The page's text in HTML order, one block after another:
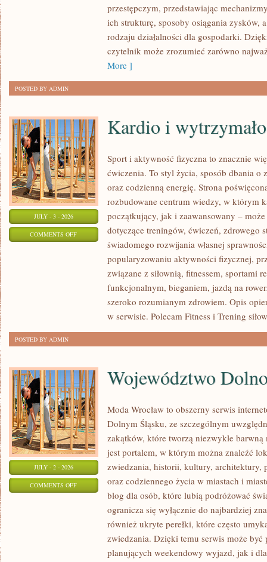
przestępczym, przedstawiając
ich strukturę, sposoby osiągania zysków,
rodzaju działalności dla gospodarki.
czytelnik może zrozumieć zarówno
More ]
POSTED BY ADMIN
JULY - 3 - 2026
COMMENTS OFFON
WYTRZYMAŁOŚĆ
Kardio i
Sport i aktywność fizyczna to znacznie
ćwiczenia. To styl życia, sposób dbania o
oraz codzienną energię. Strona
rozbudowane centrum wiedzy, w którym
początkujący, jak i zaawansowany –
dotyczące treningów, ćwiczeń, zdrowego
świadomego rozwijania własnej
popularyzowaniu aktywności fizycznej,
związane z siłownią, fitnessem, sportami
funkcjonalnym, bieganiem, jazdą na
szeroko rozumianym zdrowiem. Opis
w serwisie. Polecam Fitness i Trening
POSTED BY ADMIN
JULY - 2 - 2026
COMMENTS OFFON
WOJEWÓDZTWO
DOLNOŚLĄSKIE
Województwo
Moda Wrocław to obszerny serwis
Dolnym Śląsku, ze szczególnym
zakątków, które tworzą niezwykle barwną
jest portalem, w którym można znaleźć
zwiedzania, historii, kultury, architektury,
oraz codziennego życia w miastach i
blog dla osób, które lubią podróżować
ogranicza się wyłącznie do najbardziej
również ukryte perełki, które często
zwiedzania. Dzięki temu serwis może
planujących weekendowy wyjazd, jak i